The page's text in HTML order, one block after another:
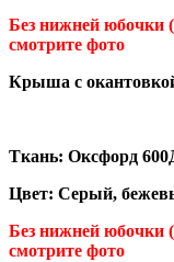
Без нижней юбочки
смотрите фото
Крыша с
Ткань: Оксфорд
Цвет: Серый,
Без нижней юбочки
смотрите фото